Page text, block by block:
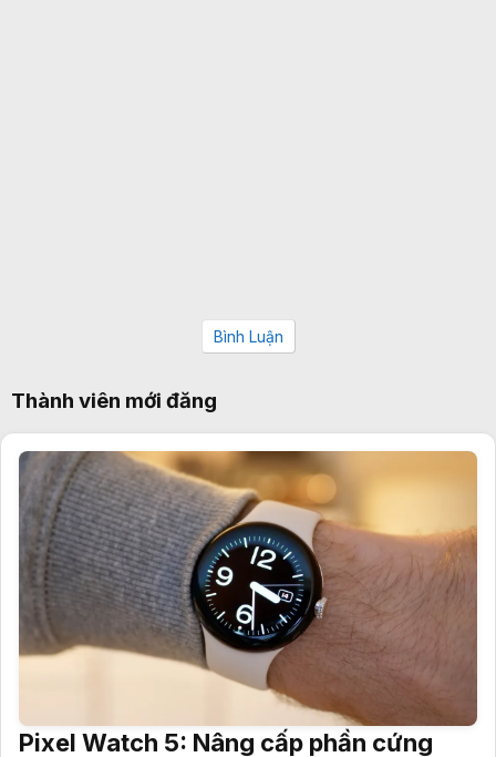
Bình Luận
Thành viên mới đăng
Pixel Watch 5: Nâng cấp phần cứng